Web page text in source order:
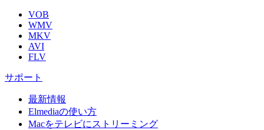
VOB
WMV
MKV
AVI
FLV
サポート
最新情報
Elmediaの使い方
Macをテレビにストリーミング